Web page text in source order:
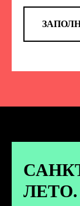
ЛЕТО.
анонс новых
новости